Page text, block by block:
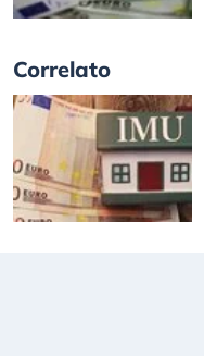
Correlato